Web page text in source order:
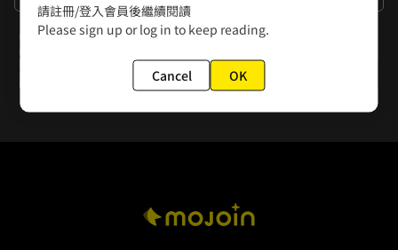
下一話
第15話 電子遊樂場
請註冊/登入會員後繼續閱讀
Please sign up or log in to keep reading.
Cancel OK